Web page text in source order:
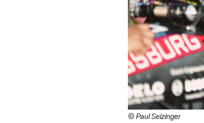
© Paul Seizinger